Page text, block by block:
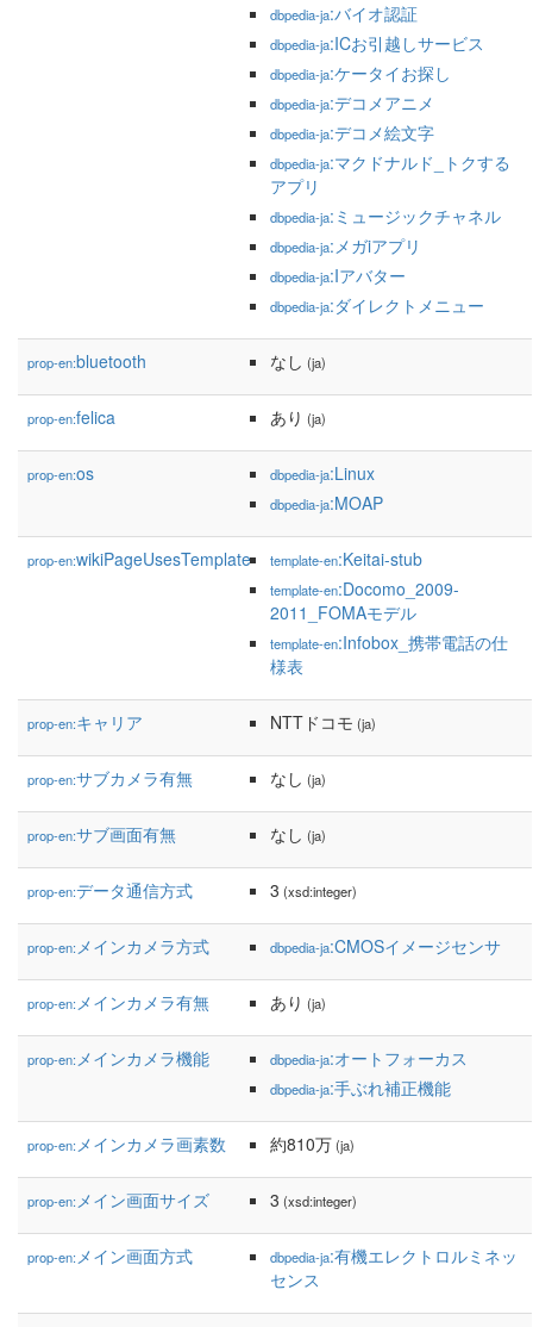
dbpedia-ja:バイオ認証
dbpedia-ja:ICお引越しサービス
dbpedia-ja:ケータイお探し
dbpedia-ja:デコメアニメ
dbpedia-ja:デコメ絵文字
dbpedia-ja:マクドナルド_トクする
アプリ
dbpedia-ja:ミュージックチャネル
dbpedia-ja:メガiアプリ
dbpedia-ja:Iアバター
dbpedia-ja:ダイレクトメニュー
prop-en:bluetooth なし (ja)
prop-en:felica あり (ja)
prop-en:os dbpedia-ja:Linux
dbpedia-ja:MOAP
prop-en:wikiPageUsesTemplate template-en:Keitai-stub
template-en:Docomo_2009-
2011_FOMAモデル
template-en:Infobox_携帯電話の仕
様表
prop-en:キャリア NTTドコモ (ja)
prop-en:サブカメラ有無 なし (ja)
prop-en:サブ画面有無 なし (ja)
prop-en:データ通信方式 3 (xsd:integer)
prop-en:メインカメラ方式 dbpedia-ja:CMOSイメージセンサ
prop-en:メインカメラ有無 あり (ja)
prop-en:メインカメラ機能 dbpedia-ja:オートフォーカス
dbpedia-ja:手ぶれ補正機能
prop-en:メインカメラ画素数 約810万(ja)
prop-en:メイン画面サイズ 3 (xsd:integer)
prop-en:メイン画面方式 dbpedia-ja:有機エレクトロルミネッ
センス